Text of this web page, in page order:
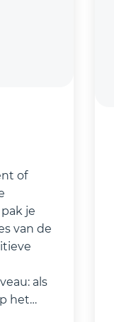
of
je
van de
als
het